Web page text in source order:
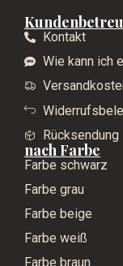
Kontakt
Wie kann ich
Rücksendung
nach Farbe
Farbe schwarz
Farbe grau
Farbe beige
Farbe weiß
Farbe braun